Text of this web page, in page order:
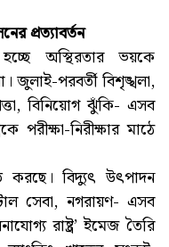
প্রত্যাবর্তন
অস্থিরতার ভয়কে
জুলাই-পরবর্তী বিশৃঙ্খলা,
বিনিয়োগ ঝুঁকি- এসব
পরীক্ষা-নিরীক্ষার মাঠে
করছে। বিদ্যুৎ উৎপাদন
সেবা, নগরায়ণ- এসব
রাষ্ট্র’ ইমেজ তৈরি